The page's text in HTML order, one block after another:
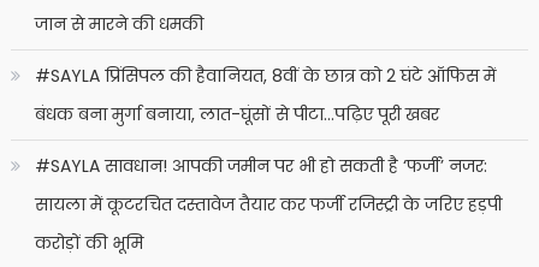
जान से मारने की धमकी
#SAYLA प्रिंसिपल की हैवानियत, 8वीं के छात्र को 2 घंटे ऑफिस में
बंधक बना मुर्गा बनाया, लात-घूंसों से पीटा…पढ़िए पूरी खबर
#SAYLA सावधान! आपकी जमीन पर भी हो सकती है ‘फर्जी’ नजर:
सायला में कूटरचित दस्तावेज तैयार कर फर्जी रजिस्ट्री के जरिए हड़पी
करोड़ों की भूमि